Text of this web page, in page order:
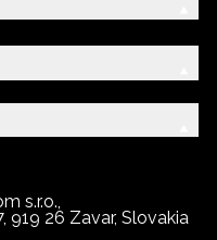
s.r.o.,
919 26 Zavar, Slovakia